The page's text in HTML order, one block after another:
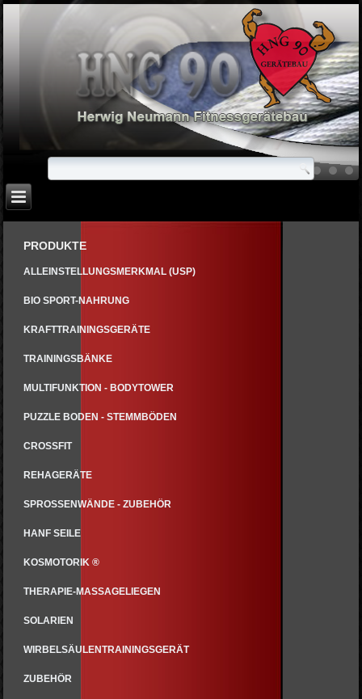
PRODUKTE
ALLEINSTELLUNGSMERKMAL (USP)
BIO SPORT-NAHRUNG
KRAFTTRAININGSGERÄTE
TRAININGSBÄNKE
MULTIFUNKTION - BODYTOWER
PUZZLE BODEN - STEMMBÖDEN
CROSSFIT
REHAGERÄTE
SPROSSENWÄNDE - ZUBEHÖR
HANF SEILE
KOSMOTORIK ®
THERAPIE-MASSAGELIEGEN
SOLARIEN
WIRBELSÄULENTRAININGSGERÄT
ZUBEHÖR